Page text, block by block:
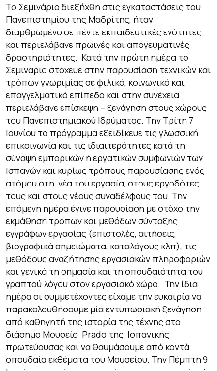
Το Σεμινάριο διεξήχθη στις εγκαταστάσεις του
Πανεπιστημίου της Μαδρίτης, ήταν
διαρθρωμένο σε πέντε εκπαιδευτικές ενότητες
και περιελάβανε πρωινές και απογευματινές
δραστηριότητες. Κατά την πρώτη ημέρα το
Σεμινάριο στόχευε στην παρουσίαση τεχνικών και
τρόπων γνωριμίας σε φιλικό, κοινωνικό και
επαγγελματικό επίπεδο και στην συνέχεια
περιελάβανε επίσκεψη – ξενάγηση στους χώρους
του Πανεπιστημιακού Ιδρύματος. Την Τρίτη 7
Ιουνίου το πρόγραμμα εξειδίκευε τις γλωσσική
επικοινωνία και τις ιδιαιτερότητες κατά τη
σύναψη εμπορικών ή εργατικών συμφωνιών των
Ισπανών και κυρίως τρόπους παρουσίασης ενός
ατόμου στη νέα του εργασία, στους εργοδότες
τους και στους νέους συναδέλφους του. Την
επόμενη ημέρα έγινε παρουσίαση με στόχο την
εκμάθηση τρόπων και μεθόδων σύνταξης
εγγράφων εργασίας (επιστολές, αιτήσεις,
βιογραφικά σημειώματα, καταλόγους κλπ), τις
μεθόδους αναζήτησης εργασιακών πληροφοριών
και γενικά τη σημασία και τη σπουδαιότητα του
γραπτού λόγου στον εργασιακό χώρο. Την ίδια
ημέρα οι συμμετέχοντες είχαμε την ευκαιρία να
παρακολουθήσουμε μία εντυπωσιακή ξενάγηση
από καθηγητή της ιστορία της τέχνης στο
διάσημο Μουσείο Prado της Ισπανικής
πρωτεύουσας και να θαυμάσουμε από κοντά
σπουδαία εκθέματα του Μουσείου. Την Πέμπτη 9